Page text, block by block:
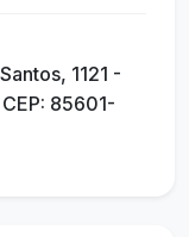
1121 -
85601-